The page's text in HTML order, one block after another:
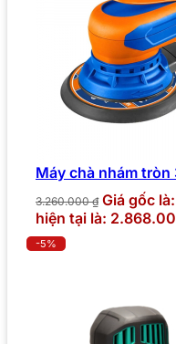
Máy chà nhám
3.260.000₫ Giá gốc
hiện tại là:
-5%